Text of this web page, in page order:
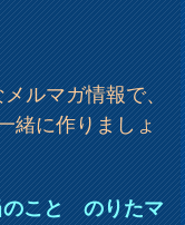
マガ情報で、
に作りましょ
のこと のりたマ